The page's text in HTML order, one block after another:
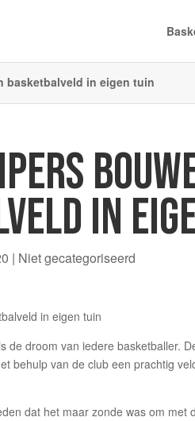
basketbalveld in eigen tuin
IN
| Niet gecategoriseerd
de droom van iedere basketballer.
behulp van de club een prachtig
dat het maar zonde was om met